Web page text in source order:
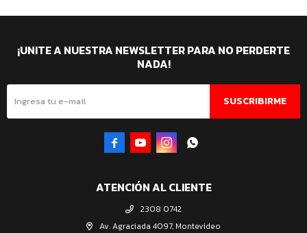
ATENCIÓN AL CLIENTE
2308 0742
Av. Agraciada 4097, Montevideo
¡UNITE A NUESTRA NEWSLETTER PARA NO PERDERTE
NADA!
SUSCRIBIRME
   